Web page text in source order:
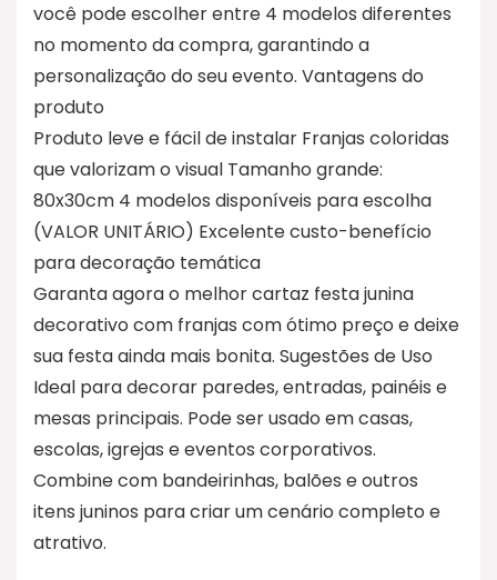
você pode escolher entre 4 modelos diferentes
no momento da compra, garantindo a
personalização do seu evento. Vantagens do
produto
Produto leve e fácil de instalar Franjas coloridas
que valorizam o visual Tamanho grande:
80x30cm 4 modelos disponíveis para escolha
(VALOR UNITÁRIO) Excelente custo-benefício
para decoração temática
Garanta agora o melhor cartaz festa junina
decorativo com franjas com ótimo preço e deixe
sua festa ainda mais bonita. Sugestões de Uso
Ideal para decorar paredes, entradas, painéis e
mesas principais. Pode ser usado em casas,
escolas, igrejas e eventos corporativos.
Combine com bandeirinhas, balões e outros
itens juninos para criar um cenário completo e
atrativo.